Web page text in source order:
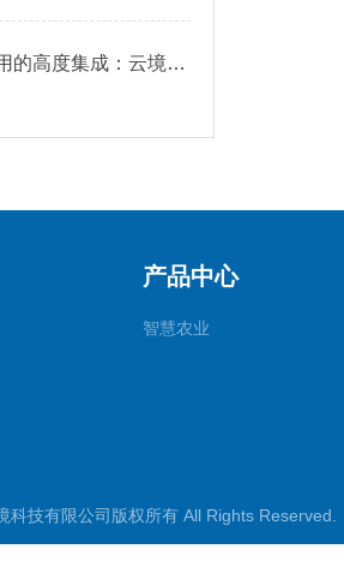
感、传、知、用的高度集成：云境天合遥测终端机多设备数据汇总采集
产品中心
智慧农业
科技有限公司版权所有 All Rights